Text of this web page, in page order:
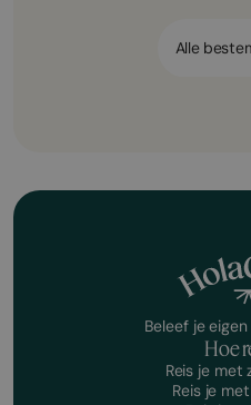
Alle
Beleef je
Hoe
Reis je met
Reis je